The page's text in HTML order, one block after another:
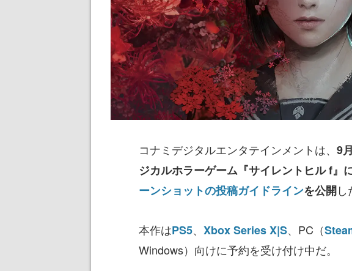
コナミデジタルエンタテインメントは、 9
ジカルホラーゲーム『サイレントヒル f』
ーンショットの投稿ガイドラインを公開し
本作はPS5、 Xbox Series X|S、PC（
Windows）向けに予約を受け付け中だ。